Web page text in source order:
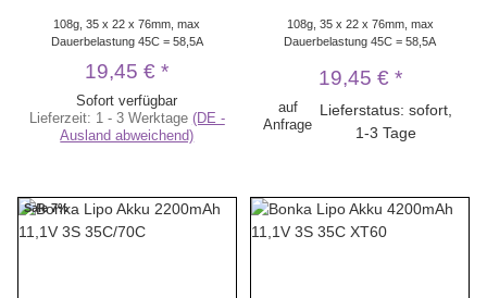
108g, 35 x 22 x 76mm, max
Dauerbelastung 45C = 58,5A
19,45 €*
Sofort verfügbar
Lieferzeit: 1 - 3 Werktage (DE -
Ausland abweichend)
108g, 35 x 22 x 76mm, max
Dauerbelastung 45C = 58,5A
19,45 € *
auf
Anfrage
Lieferstatus: sofort,
1-3 Tage
Sale 7%